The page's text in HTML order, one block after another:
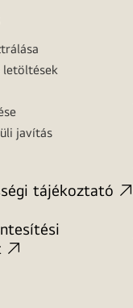
letöltések
javítás
tájékoztató